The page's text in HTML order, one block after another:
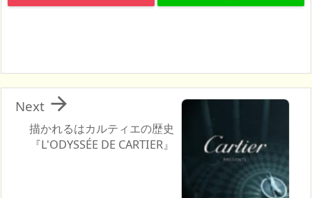
描かれるはカルティエの歴史
『L'ODYSSÉE DE CARTIER』

Next